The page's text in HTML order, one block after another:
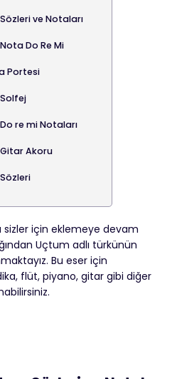
ve Notaları
Do Re Mi
Portesi
re mi Notaları
Akoru
sizler için eklemeye devam
Uçtum adlı türkünün
Bu eser için
flüt, piyano, gitar gibi diğer